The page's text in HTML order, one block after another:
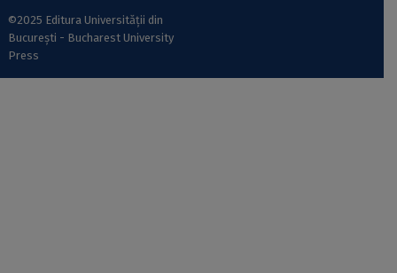
©2025 Editura Universității din
București - Bucharest University
Press